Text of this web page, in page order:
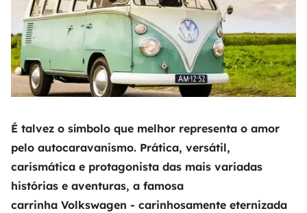
É talvez o símbolo que melhor representa o amor
pelo autocaravanismo. Prática, versátil,
carismática e protagonista das mais variadas
histórias e aventuras, a famosa
carrinha Volkswagen - carinhosamente eternizada